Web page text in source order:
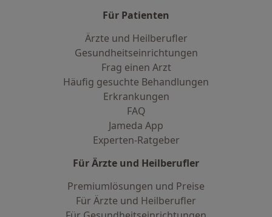
Für Patienten
Ärzte und Heilberufler
Gesundheitseinrichtungen
Frag einen Arzt
Häufig gesuchte Behandlungen
Erkrankungen
FAQ
Jameda App
Experten-Ratgeber
Für Ärzte und Heilberufler
Premiumlösungen und Preise
Für Ärzte und Heilberufler